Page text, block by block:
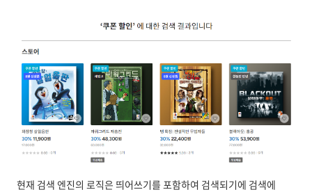
현재 검색 엔진의 로직은 띄어쓰기를 포함하여 검색되기에 검색에